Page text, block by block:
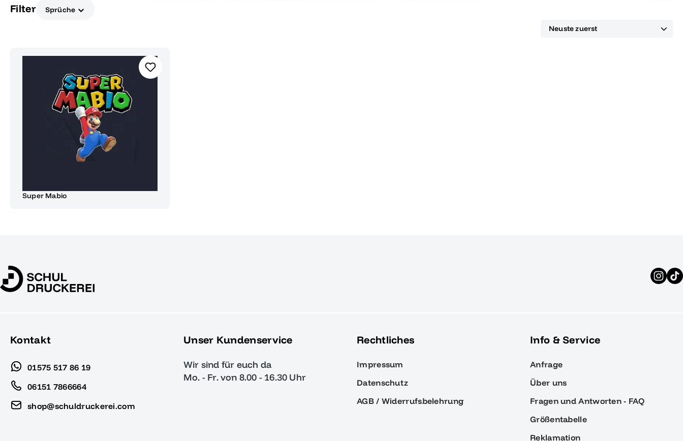
Filter Sprüche
Super Mabio
Kontakt
01575 517 86 19
06151 7866664
shop@schuldruckerei.com
Unser Kundenservice
Wir sind für euch da
Mo. - Fr. von 8.00 - 16.30 Uhr
Rechtliches
Impressum
Datenschutz
AGB / Widerrufsbelehrung
Info & Service
Anfrage
Über uns
Fragen und Antworten - FAQ
Größentabelle
Reklamation